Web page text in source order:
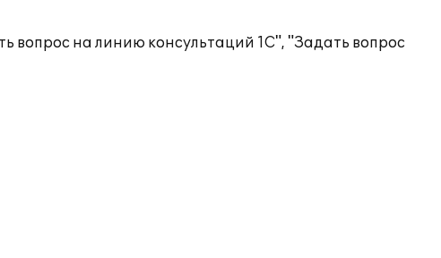
вопрос на линию консультаций 1С", "Задать вопрос